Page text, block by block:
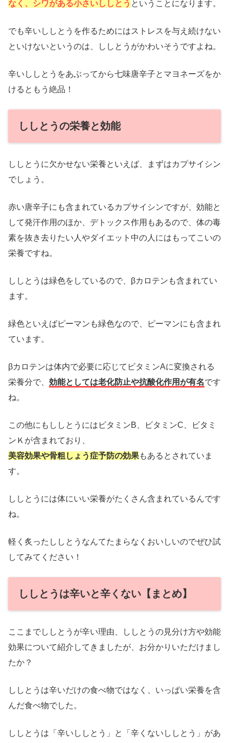
なく、シワがある小さいししとう ということになります。
でも辛いししとうを作るためにはストレスを与え続けない
といけないというのは、ししとうがかわいそうですよね。
辛いししとうをあぶってから七味唐辛子とマヨネーズをか
けるともう絶品！
ししとうの栄養と効能
ししとうに欠かせない栄養といえば、まずはカプサイシン
でしょう。
赤い唐辛子にも含まれているカプサイシンですが、効能と
して発汗作用のほか、デトックス作用もあるので、体の毒
素を抜き去りたい人やダイエット中の人にはもってこいの
栄養ですね。
ししとうは緑色をしているので、βカロテンも含まれてい
ます。
緑色といえばピーマンも緑色なので、ピーマンにも含まれ
ています。
βカロテンは体内で必要に応じてビタミンAに変換される
栄養分で、 効能としては老化防止や抗酸化作用が有名です
ね。
この他にもししとうにはビタミンB、ビタミンC、ビタミ
ンＫが含まれており、
美容効果や骨粗しょう症予防の効果もあるとされていま
す。
ししとうには体にいい栄養がたくさん含まれているんです
ね。
軽く炙ったししとうなんてたまらなくおいしいのでぜひ試
してみてください！
ししとうは辛いと辛くない【まとめ】
ここまでししとうが辛い理由、ししとうの見分け方や効能
効果について紹介してきましたが、お分かりいただけまし
たか？
ししとうは辛いだけの食べ物ではなく、いっぱい栄養を含
んだ食べ物でした。
ししとうは「辛いししとう」と「辛くないししとう」があ